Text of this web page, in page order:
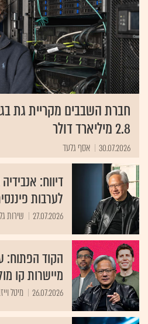
חברת השבבים מקריית גת
2.8 מיליארד דולר
30.07.2026 אסף גלעד
לערבות פיננסית בכ-250
27.07.2026 שירות
הקוד הפתוח:
מיישרות קו
26.07.2026 מיטל